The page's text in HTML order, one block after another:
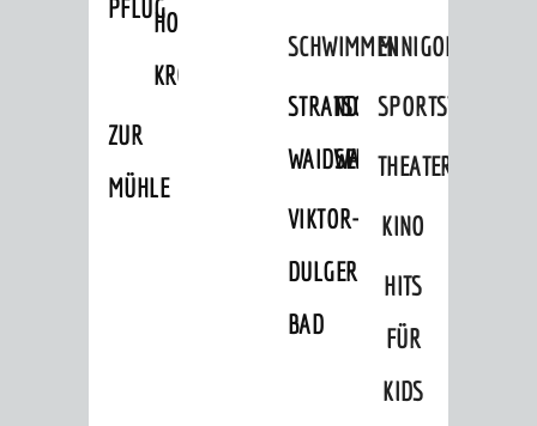
PFLUGHOTEL
KRONE
ZUR
MÜHLE
SCHWIMMEN
STRANDBAD
WAIDSEE
TSG
WALDSCHWIMMBAD
VIKTOR-
DULGER-
BAD
MINIGOLF
SPORTSTÄTTEN
THEATER
KINO
HITS
FÜR
KIDS